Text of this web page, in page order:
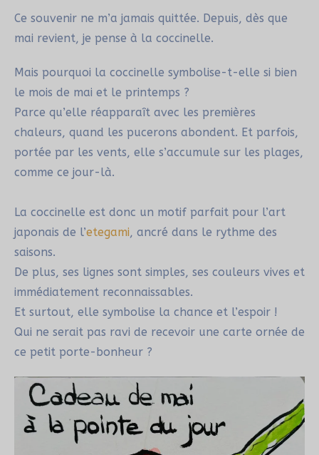
Ce souvenir ne m’a jamais quittée. Depuis, dès que
mai revient, je pense à la coccinelle.
Mais pourquoi la coccinelle symbolise-t-elle si bien
le mois de mai et le printemps ?
Parce qu’elle réapparaît avec les premières
chaleurs, quand les pucerons abondent. Et parfois,
portée par les vents, elle s’accumule sur les plages,
comme ce jour-là.
La coccinelle est donc un motif parfait pour l’art
japonais de l’etegami, ancré dans le rythme des
saisons.
De plus, ses lignes sont simples, ses couleurs vives et
immédiatement reconnaissables.
Et surtout, elle symbolise la chance et l’espoir !
Qui ne serait pas ravi de recevoir une carte ornée de
ce petit porte-bonheur ?